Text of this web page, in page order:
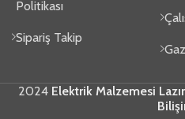
Politikası
Sipariş Takip
2024 Elektrik Malzemesi